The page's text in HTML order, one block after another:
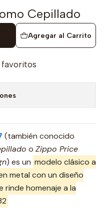
Cepillado
Agregar al Carrito
(también conocido
o Zippo Price
) es un modelo clásico a
metal con un diseño
homenaje a la